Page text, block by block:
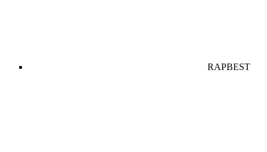
RAPBEST